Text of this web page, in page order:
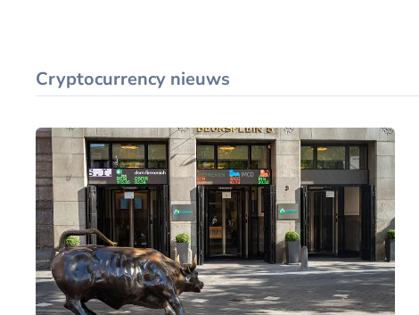
Cryptocurrency nieuws